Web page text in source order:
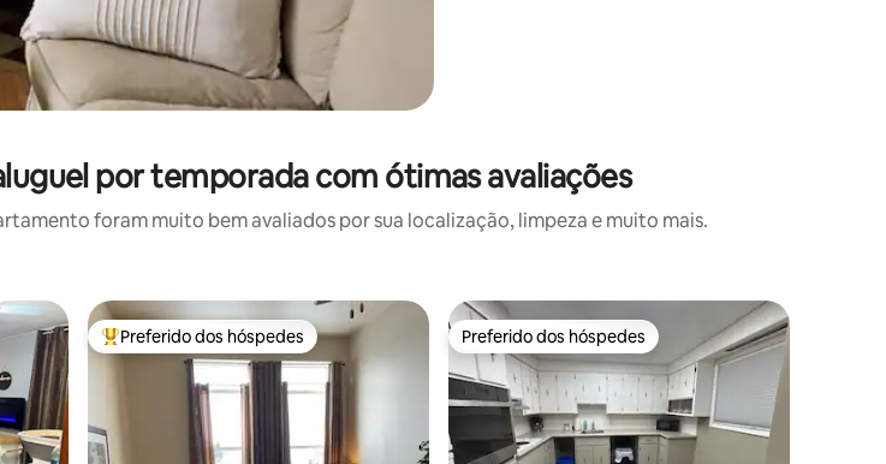
por temporada com ótimas avaliações
foram muito bem avaliados por sua localização, limpeza e muito mais.
Entre os melhores preferidos dos hóspedes
Preferido dos hóspedes Preferido dos hóspedes
Preferido dos hóspedes